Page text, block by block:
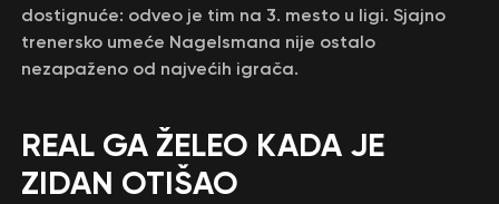
dostignuće: odveo je tim na 3. mesto u ligi. Sjajno
trenersko umeće Nagelsmana nije ostalo
nezapaženo od najvećih igrača.
REAL GA ŽELEO KADA JE
ZIDAN OTIŠAO